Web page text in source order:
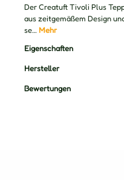
Der Creatuft Tivoli Plus
aus zeitgemäßem Design
se… Mehr
Eigenschaften
Hersteller
Bewertungen